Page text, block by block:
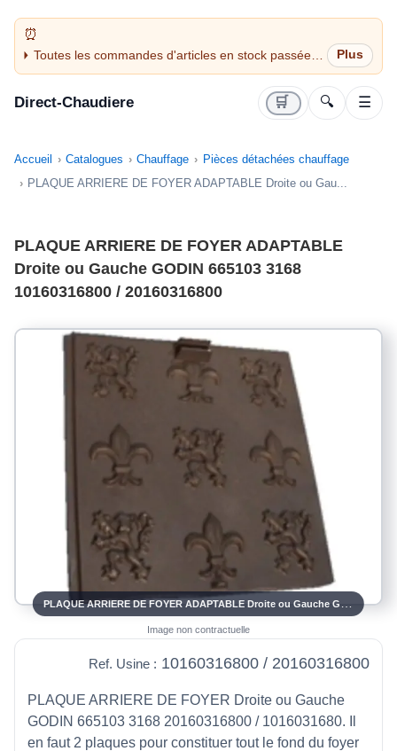
Toutes les commandes d'articles en stock passées
avant 14H sont expédiées le jour même (jours
Direct-Chaudiere 🛒 🔍 ☰
Accueil Catalogues Chauffage
Pièces détachées chauffage
PLAQUE ARRIERE DE FOYER ADAPTABLE Droite ou Gau...
PLAQUE ARRIERE DE FOYER ADAPTABLE
Droite ou Gauche GODIN 665103 3168
10160316800 / 20160316800
Image non contractuelle
Ref. Usine : 10160316800 / 20160316800
PLAQUE ARRIERE DE FOYER Droite ou Gauche
GODIN 665103 3168 20160316800 / 1016031680. Il
en faut 2 plaques pour constituer tout le fond du foyer